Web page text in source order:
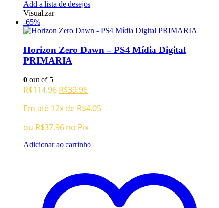
Add a lista de desejos
Visualizar
-65%
Horizon Zero Dawn – PS4 Mídia Digital
PRIMARIA
0 out of 5
R$114.96 O
original
era:
R$114.96.
R$39.96O
atual
R$39.96.
Em até 12x de R$4.05
ou R$37.96 no Pix
Adicionar ao carrinho